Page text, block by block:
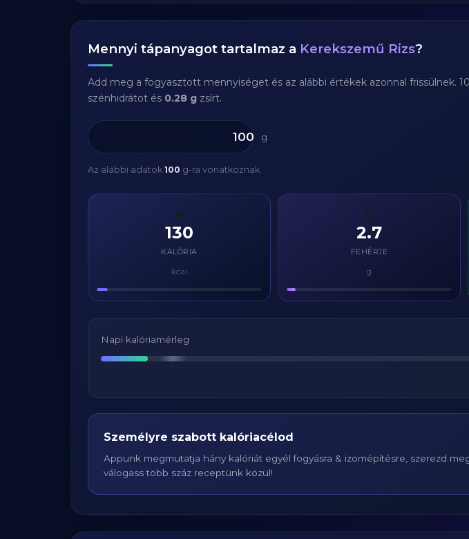
Mennyi tápanyagot tartalmaz a Kerekszemű Rizs?
Add meg a fogyasztott mennyiséget és az alábbi értékek azonnal frissülnek.
szénhidrátot és 0.28 g zsírt.
g
Az alábbi adatok 100 g-ra vonatkoznak.
🔥
130
KALÓRIA
kcal
💪
2.7
FEHÉRJE
g
Napi kalóriamérleg
Személyre szabott kalóriacélod
Appunk megmutatja hány kalóriát egyél fogyásra & izomépítésre, szerezd
válogass több száz receptünk közül!